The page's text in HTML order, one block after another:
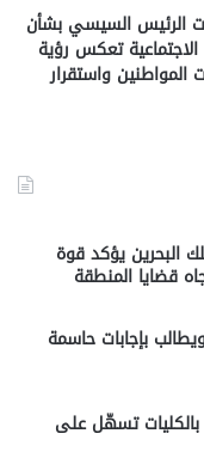
الرئيس السيسي بشأن
الاجتماعية تعكس رؤية
المواطنين واستقرار
البحرين يؤكد قوة
قضايا المنطقة
بإجابات حاسمة
بالكليات تسهّل على